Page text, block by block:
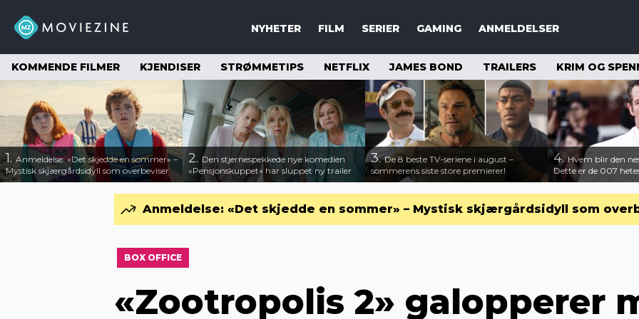
NYHETER FILM SERIER GAMING ANMELDELSER
KOMMENDE FILMER KJENDISER STRØMMETIPS NETFLIX JAMES BOND TRAILERS KRIM OG
1.Anmeldelse: «Det skjedde en sommer» –
Mystisk skjærgårdsidyll som overbeviser
2. Den stjernespekkede nye komedien
«Pensjonskuppet» har sluppet ny trailer
3.De 8 beste TV-seriene i august –
sommerens siste store premierer!
4.Hvem blir den
Dette er de 007
Anmeldelse: «Det skjedde en sommer» – Mystisk skjærgårdsidyll som
BOX OFFICE
«Zootropolis 2» galopperer